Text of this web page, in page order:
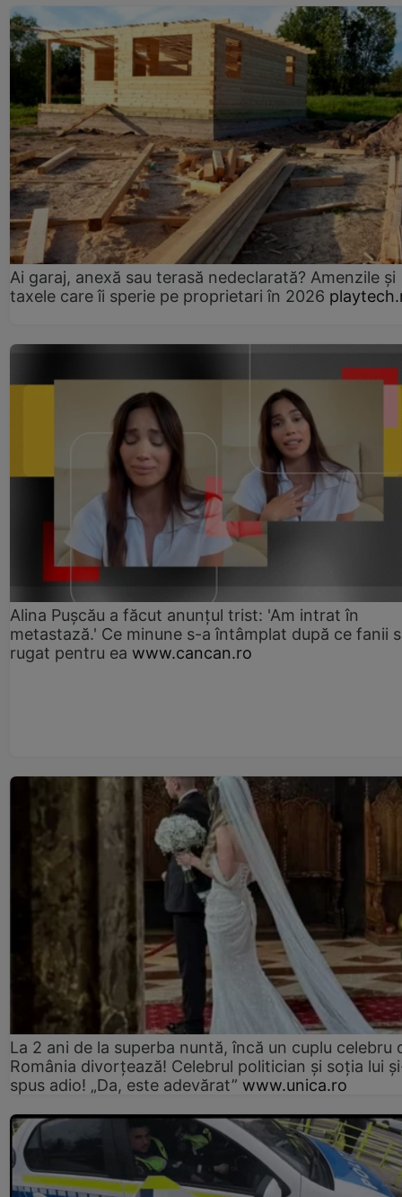
Ai garaj, anexă sau terasă nedeclarată? Amenzile și
taxele care îi sperie pe proprietari în 2026
Alina Pușcău a făcut anunțul trist: 'Am intrat în
metastază.' Ce minune s-a întâmplat după ce fanii
rugat pentru ea www.cancan.ro
La 2 ani de la superba nuntă, încă un cuplu celebru
România divorțează! Celebrul politician și soția lui
spus adio! „Da, este adevărat” www.unica.ro